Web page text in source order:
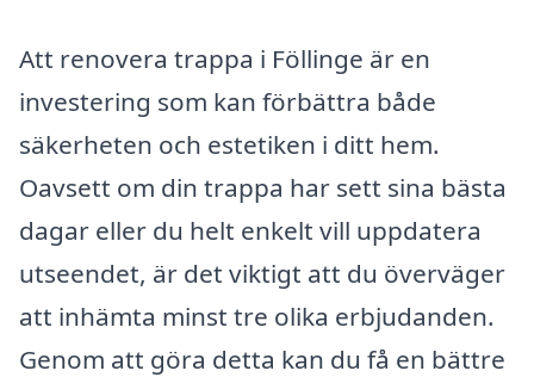
Att renovera trappa i Föllinge är en
investering som kan förbättra både
säkerheten och estetiken i ditt hem.
Oavsett om din trappa har sett sina bästa
dagar eller du helt enkelt vill uppdatera
utseendet, är det viktigt att du överväger
att inhämta minst tre olika erbjudanden.
Genom att göra detta kan du få en bättre